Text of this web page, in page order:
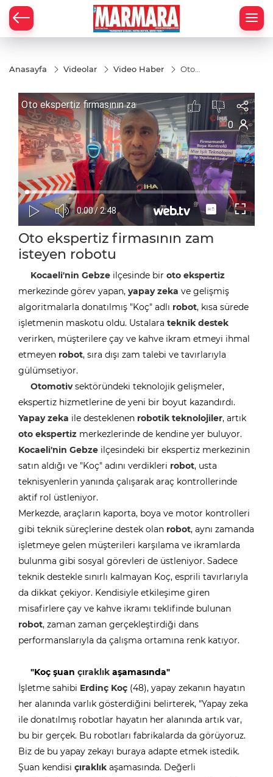
Anasayfa Videolar Video Haber
Oto
zam
isteyen
robotu
Oto ekspertiz firmasının zam
isteyen robotu
Kocaeli'nin Gebze ilçesinde bir oto ekspertiz
merkezinde görev yapan, yapay zeka ve gelişmiş
algoritmalarla donatılmış "Koç" adlı robot, kısa sürede
işletmenin maskotu oldu. Ustalara teknik destek
verirken, müşterilere çay ve kahve ikram etmeyi ihmal
etmeyen robot, sıra dışı zam talebi ve tavırlarıyla
gülümsetiyor.
Otomotivsektöründeki teknolojik gelişmeler,
ekspertiz hizmetlerine de yeni bir boyut kazandırdı.
Yapay zeka ile desteklenen robotik teknolojiler, artık
oto ekspertiz merkezlerinde de kendine yer buluyor.
Kocaeli'nin Gebze ilçesindeki bir ekspertiz merkezinin
satın aldığı ve "Koç" adını verdikleri robot, usta
teknisyenlerin yanında çalışarak araç kontrollerinde
aktif rol üstleniyor.
Merkezde, araçların kaporta, boya ve motor kontrolleri
gibi teknik süreçlerine destek olan robot, aynı zamanda
işletmeye gelen müşterileri karşılama ve ikramlarda
bulunma gibi sosyal görevleri de üstleniyor. Sadece
teknik destekle sınırlı kalmayan Koç, esprili tavırlarıyla
da dikkat çekiyor. Kendisiyle etkileşime giren
misafirlere çay ve kahve ikramı teklifinde bulunan
robot, zaman zaman gerçekleştirdiği dans
performanslarıyla da çalışma ortamına renk katıyor.
"Koç şuan çıraklık aşamasında"
İşletme sahibi Erdinç Koç (48), yapay zekanın hayatın
her alanında varlık gösterdiğini belirterek, "Yapay zeka
ile donatılmış robotlar hayatın her alanında artık var,
bu bir gerçek. Bu robotları fabrikalarda da görüyoruz.
Biz de bu yapay zekayı buraya adapte etmek istedik.
Şuan kendisi çıraklık aşamasında. Değerli